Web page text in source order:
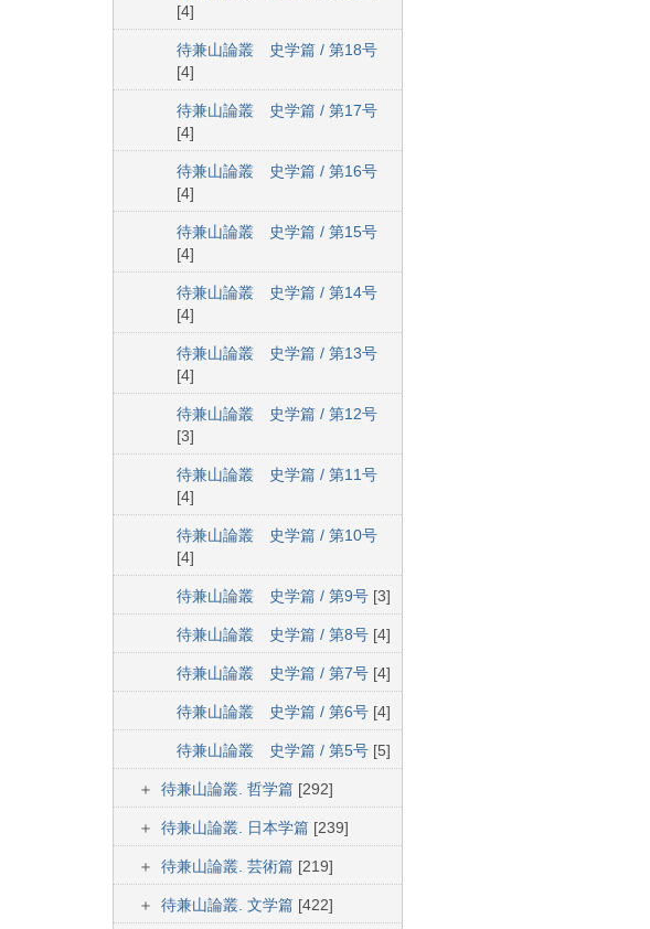
[4]
待兼山論叢 史学篇 / 第18号
[4]
待兼山論叢 史学篇 / 第17号
[4]
待兼山論叢 史学篇 / 第16号
[4]
待兼山論叢 史学篇 / 第15号
[4]
待兼山論叢 史学篇 / 第14号
[4]
待兼山論叢 史学篇 / 第13号
[4]
待兼山論叢 史学篇 / 第12号
[3]
待兼山論叢 史学篇 / 第11号
[4]
待兼山論叢 史学篇 / 第10号
[4]
待兼山論叢 史学篇 / 第9号 [3]
待兼山論叢 史学篇 / 第8号 [4]
待兼山論叢 史学篇 / 第7号 [4]
待兼山論叢 史学篇 / 第6号 [4]
待兼山論叢 史学篇 / 第5号 [5]
待兼山論叢. 哲学篇 [292]
待兼山論叢. 日本学篇 [239]
待兼山論叢. 芸術篇 [219]
待兼山論叢. 文学篇 [422]